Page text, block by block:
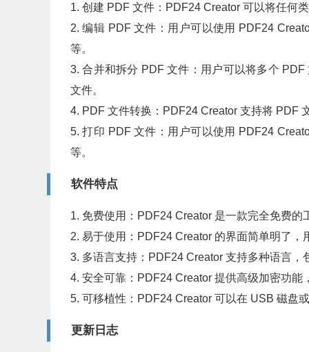
1. 创建 PDF 文件：PDF24 Creator 可以将任何
2. 编辑 PDF 文件：用户可以使用 PDF24
等。
3. 合并和拆分 PDF 文件：用户可以将多个
文件。
4. PDF 文件转换：PDF24 Creator 支持将 PDF
5. 打印 PDF 文件：用户可以使用 PDF24
等。
软件特点
1. 免费使用：PDF24 Creator 是一款完全免费
2. 易于使用：PDF24 Creator 的界面简单明了，
3. 多语言支持：PDF24 Creator 支持多种语言
4. 安全可靠：PDF24 Creator 提供高级加密功能
5. 可移植性：PDF24 Creator 可以在 USB 磁盘
更新日志